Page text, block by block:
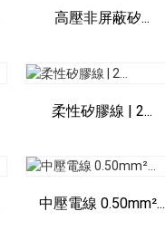
高壓非屏蔽矽...
柔性矽膠線 | 2...
中壓電線 0.50mm²...